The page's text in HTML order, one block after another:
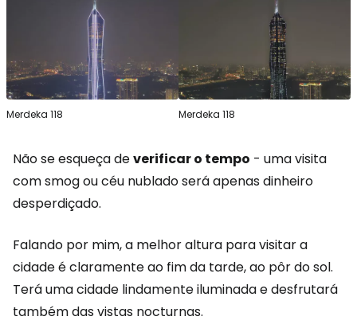
Merdeka 118 Merdeka 118
Não se esqueça deverificar o tempo - uma visita
com smog ou céu nublado será apenas dinheiro
desperdiçado.
Falando por mim, a melhor altura para visitar a
cidade é claramente ao fim da tarde, ao pôr do sol.
Terá uma cidade lindamente iluminada e desfrutará
também das vistas nocturnas.